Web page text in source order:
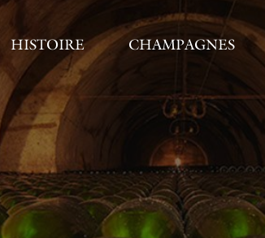
HISTOIRE CHAMPAGNES